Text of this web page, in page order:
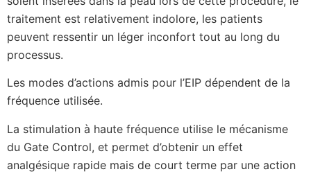
traitement est relativement indolore, les patients
peuvent ressentir un léger inconfort tout au long du
processus.
Les modes d’actions admis pour l’EIP dépendent de la
fréquence utilisée.
La stimulation à haute fréquence utilise le mécanisme
du Gate Control, et permet d’obtenir un effet
analgésique rapide mais de court terme par une action